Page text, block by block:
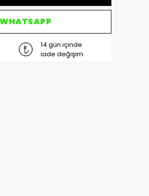
WHATSAPP
14 gün içinde
iade değişim